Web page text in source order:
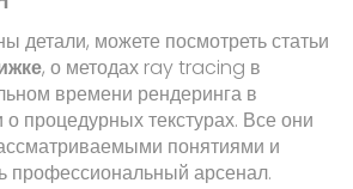
детали, можете посмотреть статьи
, о методах ray tracing в
времени рендеринга в
о процедурных текстурах. Все они
понятиями и
профессиональный арсенал.